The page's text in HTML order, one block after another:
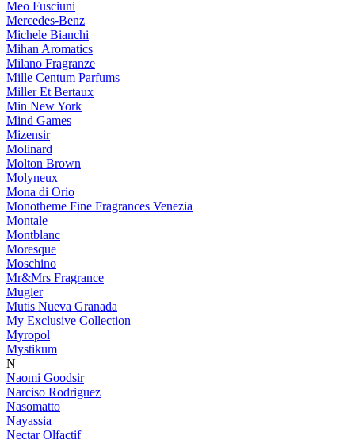
Meo Fusciuni
Mercedes-Benz
Michele Bianchi
Mihan Aromatics
Milano Fragranze
Mille Centum Parfums
Miller Et Bertaux
Min New York
Mind Games
Mizensir
Molinard
Molton Brown
Molyneux
Mona di Orio
Monotheme Fine Fragrances Venezia
Montale
Montblanc
Moresque
Moschino
Mr&Mrs Fragrance
Mugler
Mutis Nueva Granada
My Exclusive Collection
Myropol
Mystikum
N
Naomi Goodsir
Narciso Rodriguez
Nasomatto
Nayassia
Nectar Olfactif